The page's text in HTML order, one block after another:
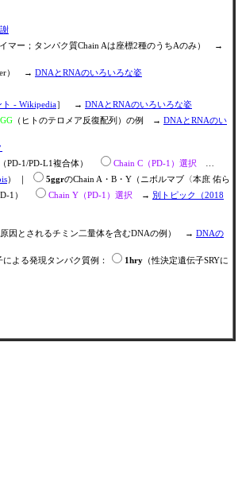
マー；タンパク質Chain Aは座標2種のうちAのみ） →
） → DNAとRNAのいろいろな姿
ト - Wikipedia］ → DNAとRNAのいろいろな姿
（ヒトのテロメア反復配列）の例 → DNAとRNAのい
（PD-1/PD-L1複合体） Chain C（PD-1）選択 …
） ｜ 5ggrのChain A・B・Y（ニボルマブ〈本庶 佑ら
1）
Chain Y（PD-1）選択 → 別トピック（2018
因とされるチミン二量体を含むDNAの例） → DNAの
よる発現タンパク質例： 1hry （性決定遺伝子SRYに